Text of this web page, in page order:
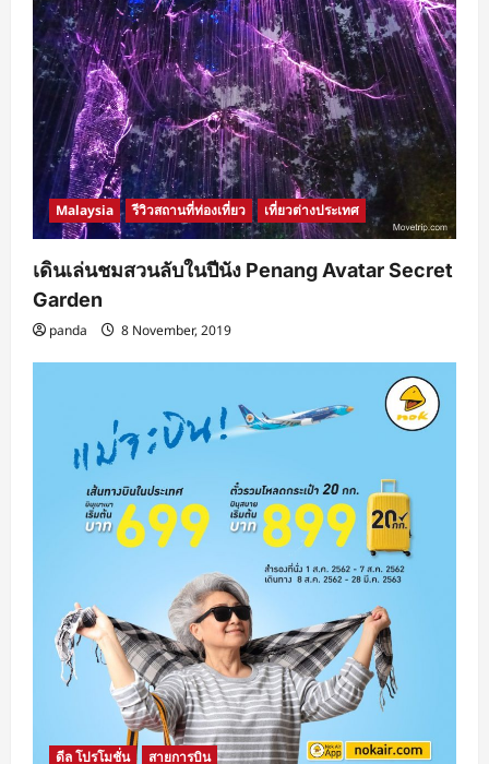
Malaysia รีวิวสถานที่ท่องเที่ยว เที่ยวต่างประเทศ
เดินเล่นชมสวนลับในปีนัง Penang Avatar Secret
Garden
panda 8 November, 2019
ดีล โปรโมชั่น สายการบิน